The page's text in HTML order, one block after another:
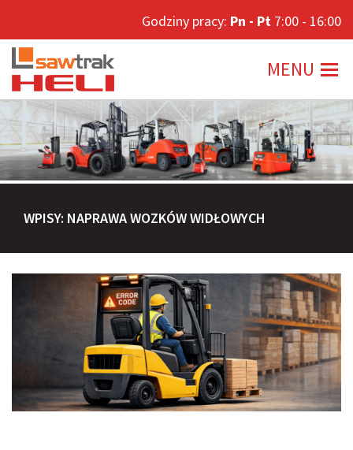
Godziny pracy: Pn - Pt 7:00 - 16:00
MENU
Godziny pracy: Pn - Pt 7:00 - 16:00
MENU
WPISY: NAPRAWA WOZKÓW WIDŁOWYCH